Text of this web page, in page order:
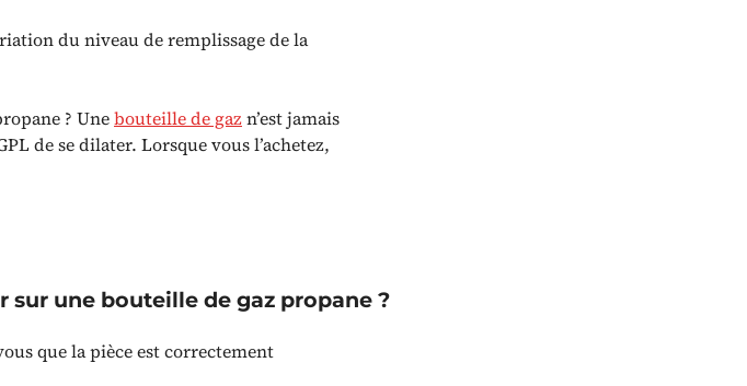
du niveau de remplissage de la
? Unebouteille de gazn’est jamais
de se dilater. Lorsque vous l’achetez,
une bouteille de gaz propane ?
que la pièce est correctement